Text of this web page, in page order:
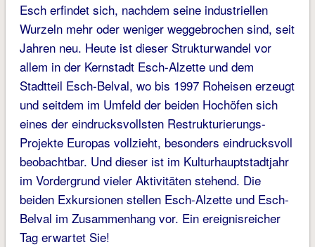
Esch erfindet sich, nachdem seine industriellen
Wurzeln mehr oder weniger weggebrochen sind, seit
Jahren neu. Heute ist dieser Strukturwandel vor
allem in der Kern­stadt Esch-Alzette und dem
Stadtteil Esch-Belval, wo bis 1997 Roheisen erzeugt
und seitdem im Umfeld der beiden Hochöfen sich
eines der eindrucksvollsten Re­strukturierungs-
Projekte Europas vollzieht, besonders eindrucksvoll
beobachtbar. Und dieser ist im Kulturhaupt­stadtjahr
im Vordergrund vieler Aktivitäten stehend. Die
beiden Exkursionen stellen Esch-Alzette und Esch-
Belval im Zusammenhang vor. Ein ereignisreicher
Tag erwartet Sie!